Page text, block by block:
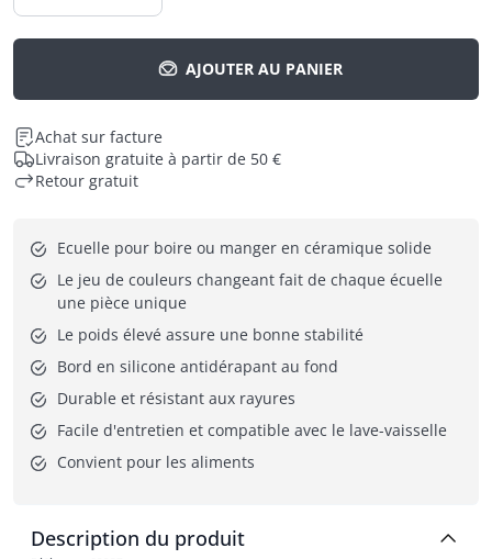
AJOUTER AU PANIER
Achat sur facture
Livraison gratuite à partir de 50 €
Retour gratuit
Ecuelle pour boire ou manger en céramique solide
Le jeu de couleurs changeant fait de chaque écuelle
une pièce unique
Le poids élevé assure une bonne stabilité
Bord en silicone antidérapant au fond
Durable et résistant aux rayures
Facile d'entretien et compatible avec le lave-vaisselle
Convient pour les aliments
Description du produit